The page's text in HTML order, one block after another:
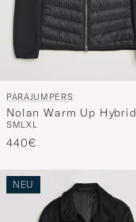
PARAJUMPERS
Nolan Warm Up Hybrid
Hooded Jacket Black
SMLXL
440€
NEU